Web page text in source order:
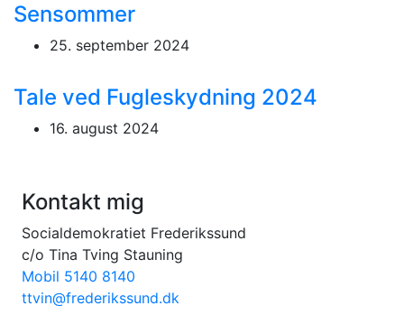
Sensommer
25. september 2024
Tale ved Fugleskydning 2024
16. august 2024
Kontakt mig
Socialdemokratiet Frederikssund
c/o Tina Tving Stauning
Mobil 5140 8140
ttvin@frederikssund.dk